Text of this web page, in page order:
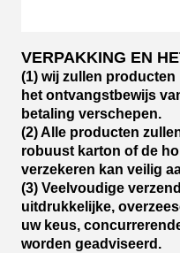
VERPAKKING EN
(1) wij zullen
het ontvangstbewijs
betaling verschepen.
(2) Alle producten
robuust karton of de
verzekeren kan veilig
(3) Veelvoudige
uitdrukkelijke,
uw keus,
worden geadviseerd.